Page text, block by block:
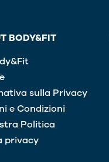
BODY&FIT
sulla Privacy
e Condizioni
Politica
privacy